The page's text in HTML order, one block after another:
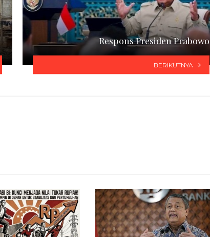
Respons Presiden Prabowo
BERIKUTNYA